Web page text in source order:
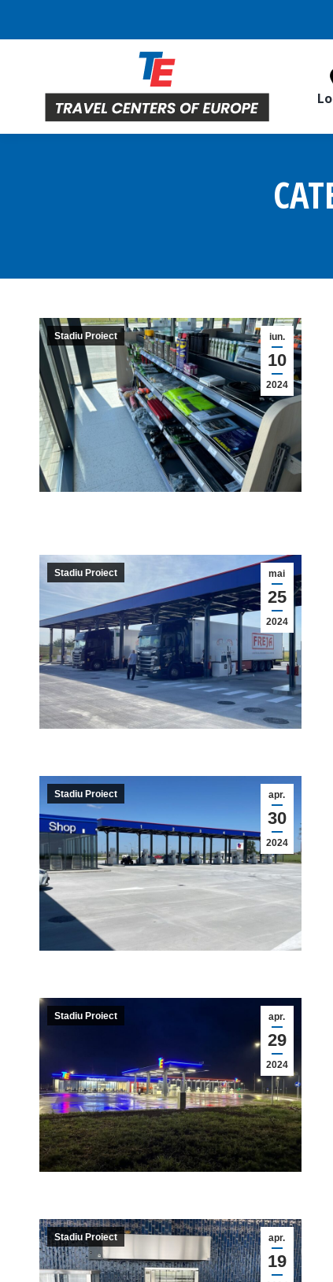
iun.
10
2024
Stadiu Proiect
mai
25
2024
Stadiu Proiect
apr.
30
2024
Stadiu Proiect
apr.
29
2024
Stadiu Proiect
apr.
19
Stadiu Proiect